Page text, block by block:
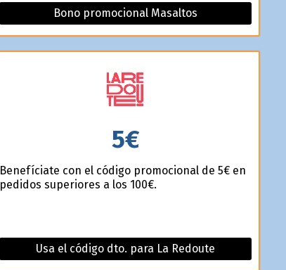
Bono promocional Masaltos
5€
Benefíciate con el código promocional de 5€ en
pedidos superiores a los 100€.
Usa el código dto. para La Redoute